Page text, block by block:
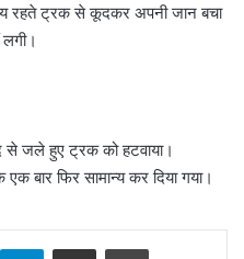
रहते ट्रक से कूदकर अपनी जान बचा
जले हुए ट्रक को हटवाया।
बार फिर सामान्य कर दिया गया।
TelegramShare via Email Print